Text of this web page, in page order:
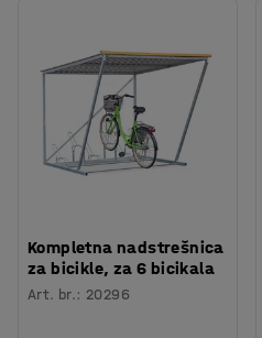
Kompletna nadstrešnica
za bicikle, za 6 bicikala
Art. br.: 20296